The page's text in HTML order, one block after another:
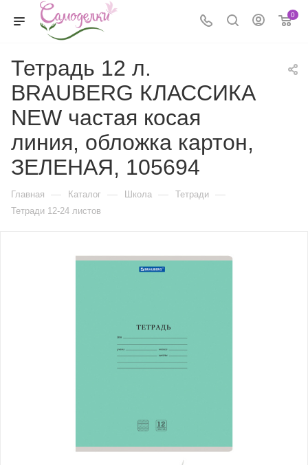
0
Тетрадь 12 л.
BRAUBERG КЛАССИКА
NEW частая косая
линия, обложка картон,
ЗЕЛЕНАЯ, 105694
Главная — Каталог — Школа — Тетради —
Тетради 12-24 листов